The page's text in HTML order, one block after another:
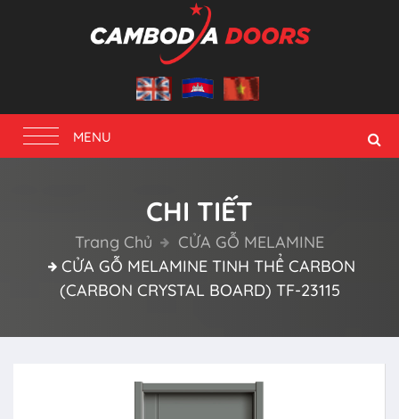
Toggle
navigation
MENU
CHI TIẾT
Trang Chủ
CỬA GỖ MELAMINE
CỬA GỖ MELAMINE TINH THỂ CARBON
(CARBON CRYSTAL BOARD) TF-23115